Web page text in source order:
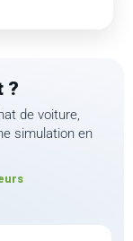
?
de voiture,
simulation en